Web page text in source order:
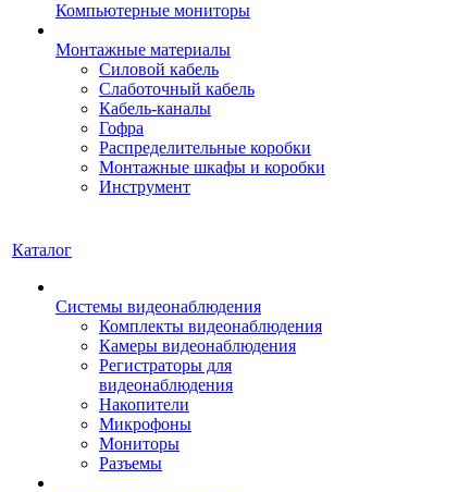
Компьютерные мониторы
Монтажные материалы
Силовой кабель
Слаботочный кабель
Кабель-каналы
Гофра
Распределительные коробки
Монтажные шкафы и коробки
Инструмент
Каталог
Системы видеонаблюдения
Комплекты видеонаблюдения
Камеры видеонаблюдения
Регистраторы для
видеонаблюдения
Накопители
Микрофоны
Мониторы
Разъемы